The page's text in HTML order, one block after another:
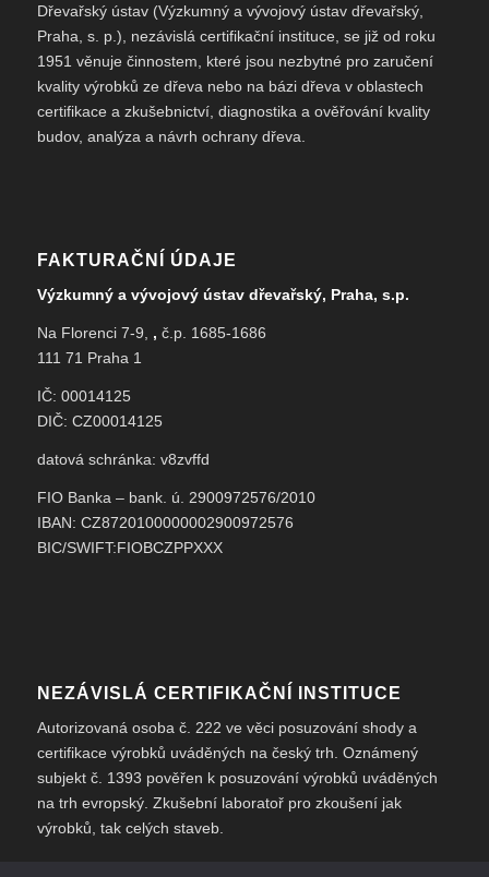
Dřevařský ústav (Výzkumný a vývojový ústav dřevařský,
Praha, s. p.), nezávislá certifikační instituce, se již od roku
1951 věnuje činnostem, které jsou nezbytné pro zaručení
kvality výrobků ze dřeva nebo na bázi dřeva v oblastech
certifikace a zkušebnictví, diagnostika a ověřování kvality
budov, analýza a návrh ochrany dřeva.
FAKTURAČNÍ ÚDAJE
Výzkumný a vývojový ústav dřevařský, Praha, s.p.
Na Florenci 7-9, , č.p. 1685-1686
111 71 Praha 1
IČ: 00014125
DIČ: CZ00014125
datová schránka: v8zvffd
FIO Banka – bank. ú. 2900972576/2010
IBAN: CZ8720100000002900972576
BIC/SWIFT:FIOBCZPPXXX
NEZÁVISLÁ CERTIFIKAČNÍ INSTITUCE
Autorizovaná osoba č. 222 ve věci posuzování shody a
certifikace výrobků uváděných na český trh. Oznámený
subjekt č. 1393 pověřen k posuzování výrobků uváděných
na trh evropský. Zkušební laboratoř pro zkoušení jak
výrobků, tak celých staveb.